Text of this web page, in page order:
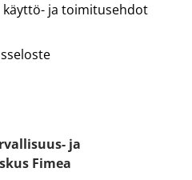
käyttö- ja toimitusehdot
ja
Fimea